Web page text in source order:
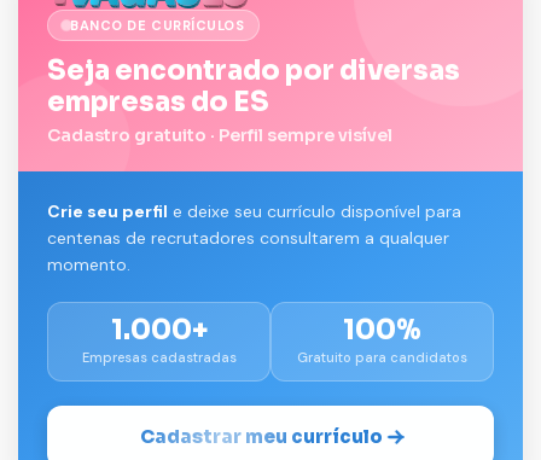
BANCO DE CURRÍCULOS
Seja encontrado por diversas
empresas do ES
Cadastro gratuito · Perfil sempre visível
Crie seu perfil e deixe seu currículo disponível para
centenas de recrutadores consultarem a qualquer
momento.
1.000+
Empresas cadastradas
100%
Gratuito para candidatos
Cadastrar meu currículo